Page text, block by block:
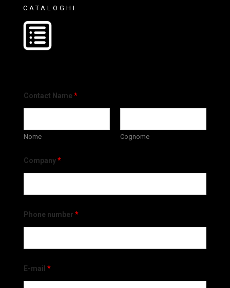
CATALOGHI
Contact Name *
Nome Cognome
Company*
Phone number *
E-mail *